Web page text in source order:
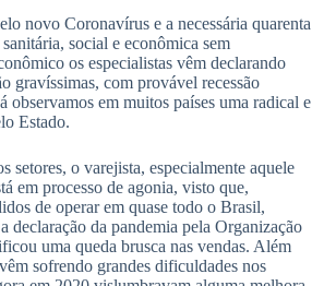
novo Coronavírus e a necessária quarenta
social e econômica sem
os especialistas vêm declarando
gravíssimas, com provável recessão
observamos em muitos países uma radical e
Estado.
setores, o varejista, especialmente aquele
em processo de agonia, visto que,
de operar em quase todo o Brasil,
declaração da pandemia pela Organização
uma queda brusca nas vendas. Além
sofrendo grandes dificuldades nos